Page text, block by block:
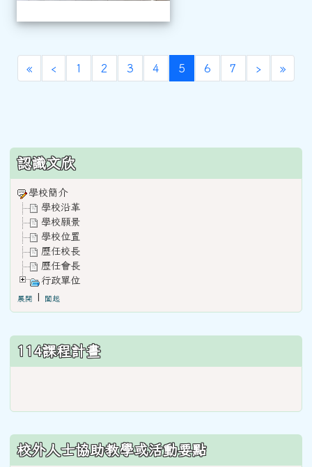
« ‹ 1 2 3 4 5 (current)
6 7 › »
:::
認識文欣
學校簡介
學校沿革
學校願景
學校位置
歷任校長
歷任會長
行政單位
展開 | 闔起
114課程計畫
ncsn=11&nsn=29
\
校外人士協助教學或活動要點